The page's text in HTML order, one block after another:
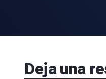
Deja una